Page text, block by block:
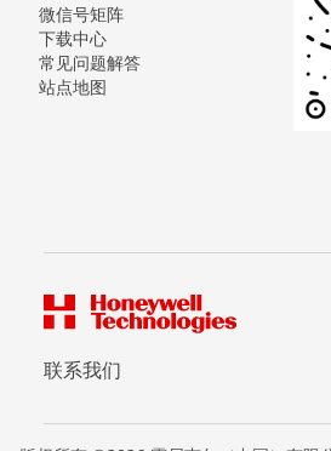
微信号矩阵
下载中心
常见问题解答
站点地图
联系我们